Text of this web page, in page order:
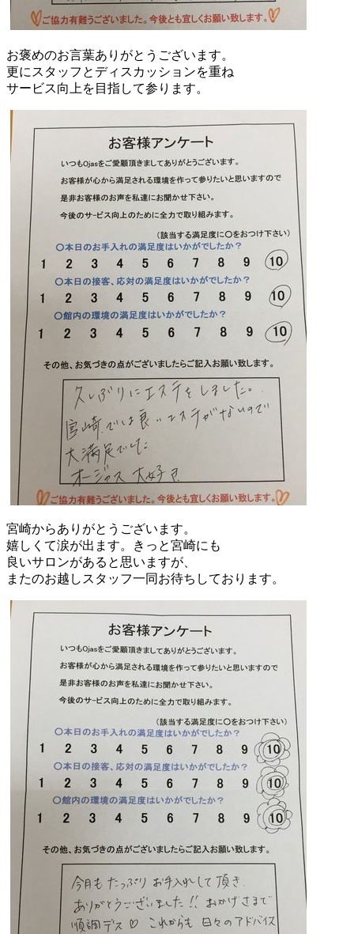
お褒めのお言葉ありがとうございます。
更にスタッフとディスカッションを重ね
サービス向上を目指して参ります。
宮崎からありがとうございます。
嬉しくて涙が出ます。きっと宮崎にも
良いサロンがあると思いますが、
またのお越しスタッフ一同お待ちしております。